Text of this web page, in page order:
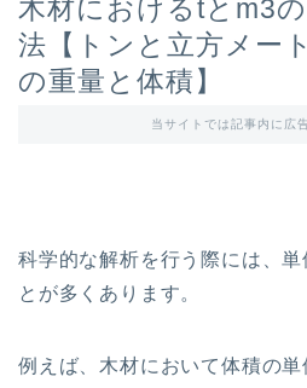
木材におけるtとm3
法【トンと立方メー
の重量と体積】
当サイトでは記事内に広
科学的な解析を行う際には、単
とが多くあります。
例えば、木材において体積の単